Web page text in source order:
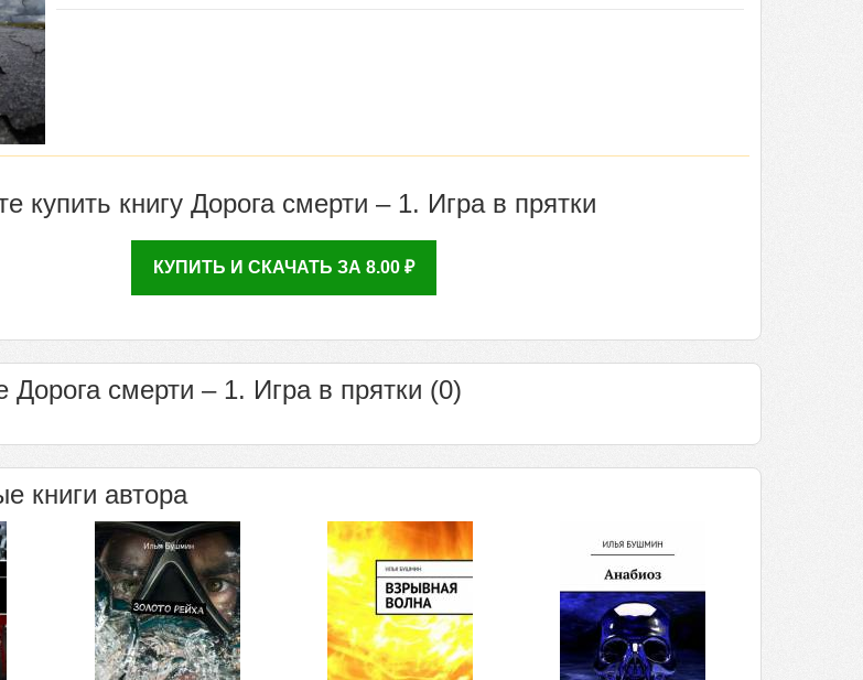
купить книгу Дорога смерти – 1. Игра в прятки
КУПИТЬ И СКАЧАТЬ ЗА 8.00 ₽
Дорога смерти – 1. Игра в прятки (0)
книги автора